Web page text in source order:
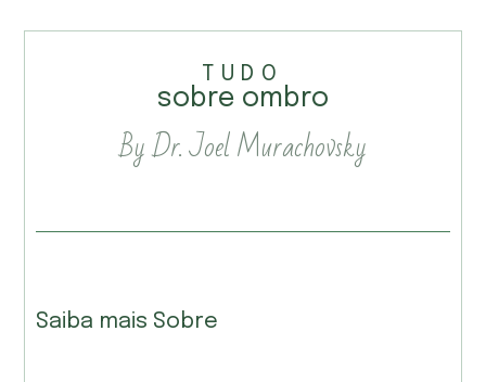
TUDO
sobre ombro
By Dr. Joel Murachovsky
Saiba mais Sobre